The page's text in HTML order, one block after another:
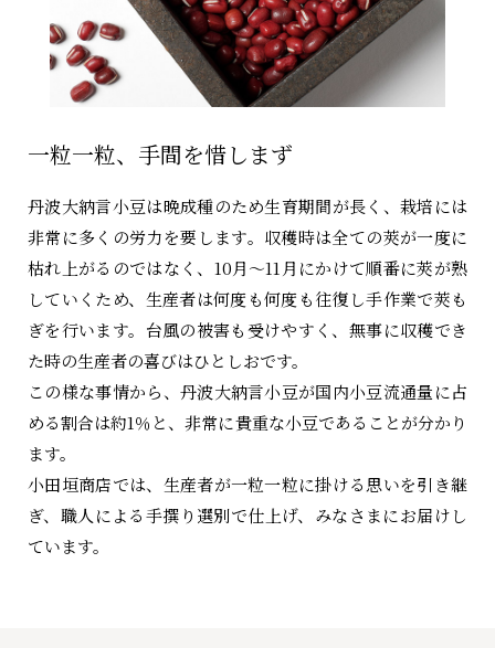
一粒一粒、手間を惜しまず
丹波大納言小豆は晩成種のため生育期間が長く、栽培には
非常に多くの労力を要します。収穫時は全ての莢が一度に
枯れ上がるのではなく、10月～11月にかけて順番に莢が熟
していくため、生産者は何度も何度も往復し手作業で莢も
ぎを行います。台風の被害も受けやすく、無事に収穫でき
た時の生産者の喜びはひとしおです。
この様な事情から、丹波大納言小豆が国内小豆流通量に占
める割合は約1％と、非常に貴重な小豆であることが分かり
ます。
小田垣商店では、生産者が一粒一粒に掛ける思いを引き継
ぎ、職人による手撰り選別で仕上げ、みなさまにお届けし
ています。